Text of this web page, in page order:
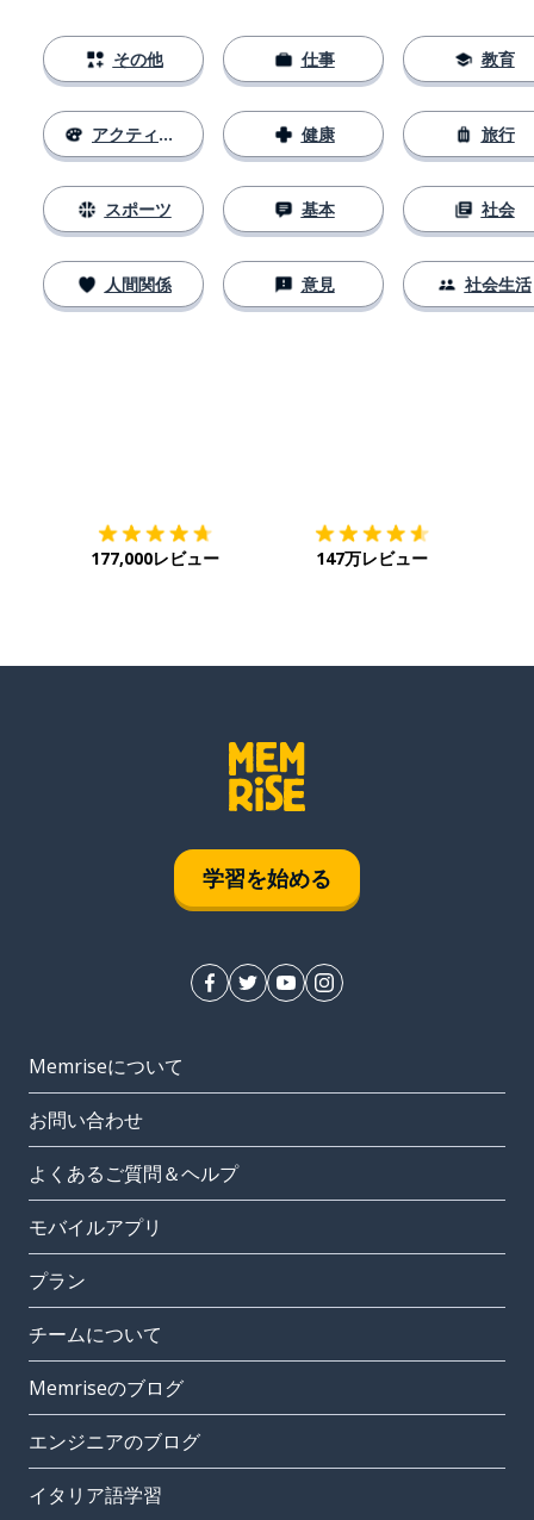
その他
アクティビティ
スポーツ
人間関係
仕事
健康
基本
意見
教育
旅行
社会
社会生活
177,000レビュー 147万レビュー
学習を始める
Memriseについて
お問い合わせ
よくあるご質問＆ヘルプ
モバイルアプリ
プラン
チームについて
Memriseのブログ
エンジニアのブログ
イタリア語学習